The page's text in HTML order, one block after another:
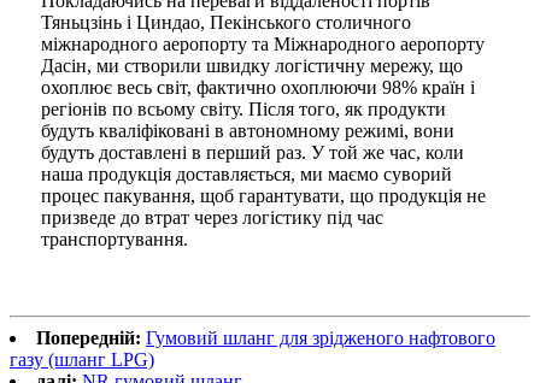
Тяньцзінь і Циндао, Пекінського столичного
міжнародного аеропорту та Міжнародного аеропорту
Дасін, ми створили швидку логістичну мережу, що
охоплює весь світ, фактично охоплюючи 98% країн і
регіонів по всьому світу. Після того, як продукти
будуть кваліфіковані в автономному режимі, вони
будуть доставлені в перший раз. У той же час, коли
наша продукція доставляється, ми маємо суворий
процес пакування, щоб гарантувати, що продукція не
призведе до втрат через логістику під час
транспортування.
Попередній: Гумовий шланг для зрідженого нафтового
газу (шланг LPG)